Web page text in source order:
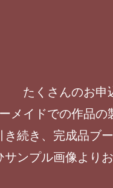
たくさんのお申
メイドでの作品の
き続き、完成品ブ
サンプル画像より